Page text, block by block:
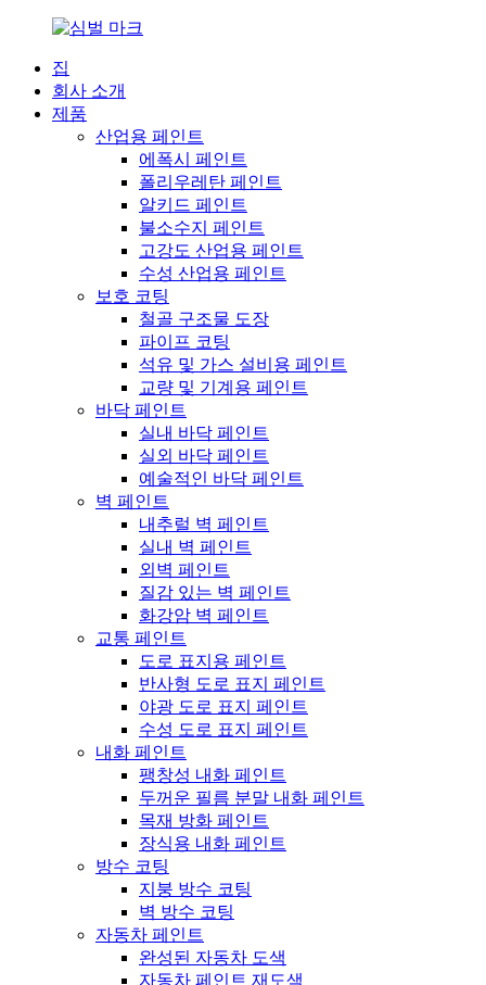
집
회사 소개
제품
산업용 페인트
에폭시 페인트
폴리우레탄 페인트
알키드 페인트
불소수지 페인트
고강도 산업용 페인트
수성 산업용 페인트
보호 코팅
철골 구조물 도장
파이프 코팅
석유 및 가스 설비용 페인트
교량 및 기계용 페인트
바닥 페인트
실내 바닥 페인트
실외 바닥 페인트
예술적인 바닥 페인트
벽 페인트
내추럴 벽 페인트
실내 벽 페인트
외벽 페인트
질감 있는 벽 페인트
화강암 벽 페인트
교통 페인트
도로 표지용 페인트
반사형 도로 표지 페인트
야광 도로 표지 페인트
수성 도로 표지 페인트
내화 페인트
팽창성 내화 페인트
두꺼운 필름 분말 내화 페인트
목재 방화 페인트
장식용 내화 페인트
방수 코팅
지붕 방수 코팅
벽 방수 코팅
자동차 페인트
완성된 자동차 도색
자동차 페인트 재도색